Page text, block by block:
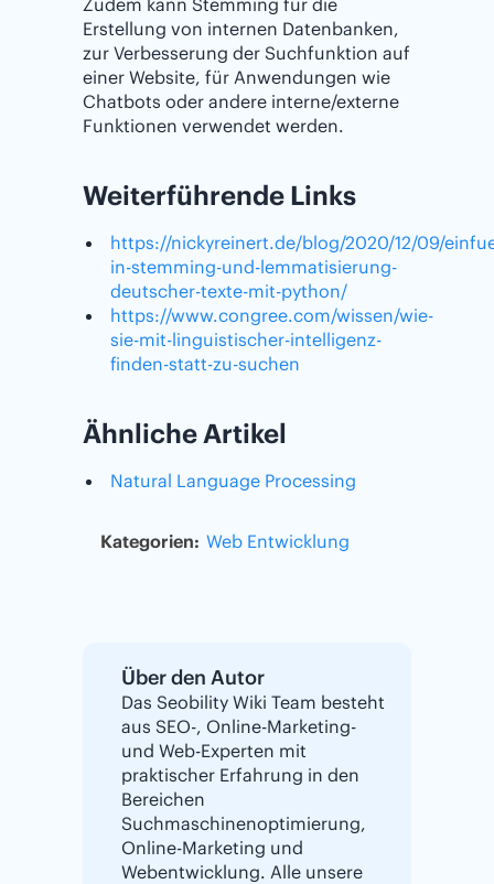
Zudem kann Stemming für die
Erstellung von internen Datenbanken,
zur Verbesserung der Suchfunktion auf
einer Website, für Anwendungen wie
Chatbots oder andere interne/externe
Funktionen verwendet werden.
Weiterführende Links
https://nickyreinert.de/blog/2020/12/09/
in-stemming-und-lemmatisierung-
deutscher-texte-mit-python/
https://www.congree.com/wissen/wie-
sie-mit-linguistischer-intelligenz-
finden-statt-zu-suchen
Ähnliche Artikel
Natural Language Processing
Kategorien: Web Entwicklung
Über den Autor
Das Seobility Wiki Team besteht
aus SEO-, Online-Marketing-
und Web-Experten mit
praktischer Erfahrung in den
Bereichen
Suchmaschinenoptimierung,
Online-Marketing und
Webentwicklung. Alle unsere